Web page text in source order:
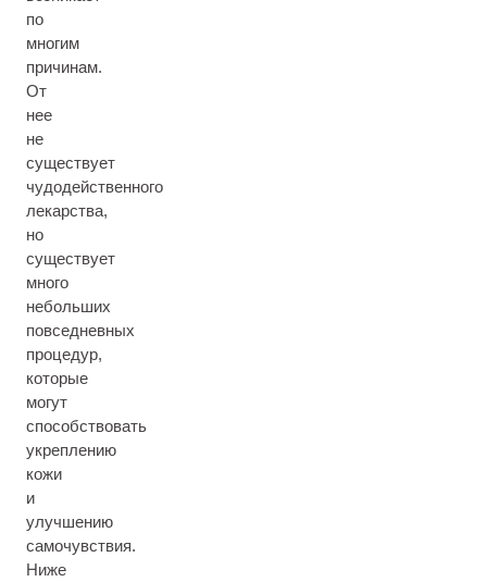
по
многим
причинам.
От
нее
не
существует
чудодейственного
лекарства,
но
существует
много
небольших
повседневных
процедур,
которые
могут
способствовать
укреплению
кожи
и
улучшению
самочувствия.
Ниже